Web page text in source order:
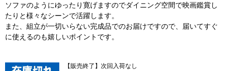
ソファのようにゆったり寛げますのでダイニング空間で映画鑑賞し
たりと様々なシーンで活躍します。
また、組立が一切いらない完成品でのお届けですので、届いてすぐ
に使えるのも嬉しいポイントです。
【販売終了】次回入荷なし